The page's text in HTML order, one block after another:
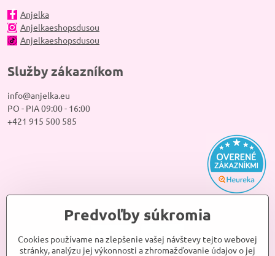
Anjelka
Anjelkaeshopsdusou
Anjelkaeshopsdusou
Služby zákazníkom
info@anjelka.eu
PO - PIA 09:00 - 16:00
+421 915 500 585
Predvoľby súkromia
Cookies používame na zlepšenie vašej návštevy tejto webovej
stránky, analýzu jej výkonnosti a zhromažďovanie údajov o jej